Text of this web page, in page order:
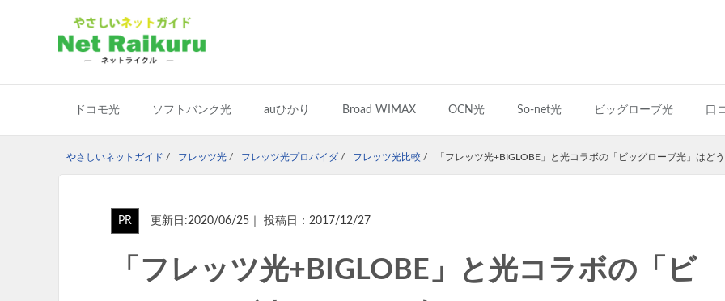
ドコモ光 ソフトバンク光 auひかり Broad WIMAX OCN光 So-net光 ビッグローブ光 口
やさしいネットガイド / フレッツ光 / フレッツ光プロバイダ / フレッツ光比較 / 「フレッツ光+BIGLOBE」と光コラボの「ビッグローブ光」はど
PR 更新日:2020/06/25｜ 投稿日：2017/12/27
「フレッツ光+BIGLOBE」と光コラボの「ビ